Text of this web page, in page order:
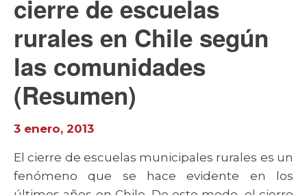
cierre de escuelas
rurales en Chile según
las comunidades
(Resumen)
3 enero, 2013
El cierre de escuelas municipales rurales es un
fenómeno que se hace evidente en los